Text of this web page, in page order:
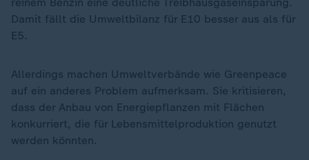
Damit fällt die Umweltbilanz für E10 besser aus als für
E5.
Allerdings machen Umweltverbände wie Greenpeace
auf ein anderes Problem aufmerksam. Sie kritisieren,
dass der Anbau von Energiepflanzen mit Flächen
konkurriert, die für Lebensmittelproduktion genutzt
werden könnten.